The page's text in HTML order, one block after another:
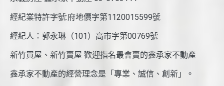
經紀業特許字號:府地價字第1120015599號
經紀人：郭永琳（101）高市字第00769號
新竹買屋、新竹賣屋 歡迎指名最會賣的鑫承家不動產
鑫承家不動產的經營理念是「專業、誠信、創新」。